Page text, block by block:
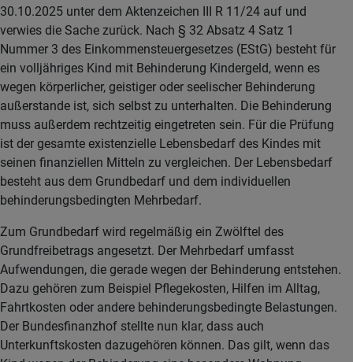
30.10.2025 unter dem Aktenzeichen III R 11/24 auf und
verwies die Sache zurück. Nach § 32 Absatz 4 Satz 1
Nummer 3 des Einkommensteuergesetzes (EStG) besteht für
ein volljähriges Kind mit Behinderung Kindergeld, wenn es
wegen körperlicher, geistiger oder seelischer Behinderung
außerstande ist, sich selbst zu unterhalten. Die Behinderung
muss außerdem rechtzeitig eingetreten sein. Für die Prüfung
ist der gesamte existenzielle Lebensbedarf des Kindes mit
seinen finanziellen Mitteln zu vergleichen. Der Lebensbedarf
besteht aus dem Grundbedarf und dem individuellen
behinderungsbedingten Mehrbedarf.
Zum Grundbedarf wird regelmäßig ein Zwölftel des
Grundfreibetrags angesetzt. Der Mehrbedarf umfasst
Aufwendungen, die gerade wegen der Behinderung entstehen.
Dazu gehören zum Beispiel Pflegekosten, Hilfen im Alltag,
Fahrtkosten oder andere behinderungsbedingte Belastungen.
Der Bundesfinanzhof stellte nun klar, dass auch
Unterkunftskosten dazugehören können. Das gilt, wenn das